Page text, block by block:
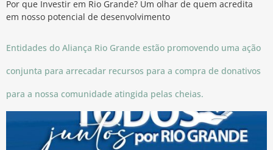
Por que Investir em Rio Grande? Um olhar de quem acredita
em nosso potencial de desenvolvimento
Entidades do Aliança Rio Grande estão promovendo uma ação
conjunta para arrecadar recursos para a compra de donativos
para a nossa comunidade atingida pelas cheias.